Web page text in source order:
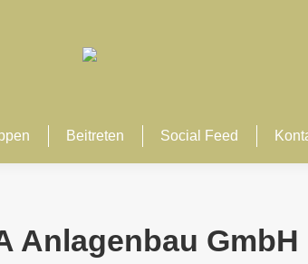
Beitreten Social Feed
Anlagenbau GmbH